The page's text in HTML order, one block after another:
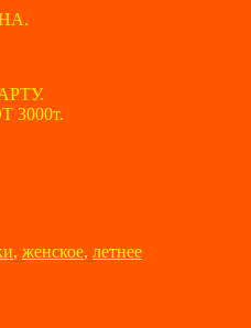
, женское, летнее